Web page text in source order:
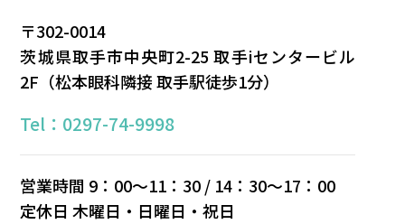
〒302-0014
茨城県取⼿市中央町2-25 取⼿iセンタービル
2F（松本眼科隣接 取手駅徒歩1分）
Tel：0297-74-9998
営業時間 9：00〜11：30 / 14：30〜17：00
定休⽇ 木曜日・⽇曜⽇・祝⽇